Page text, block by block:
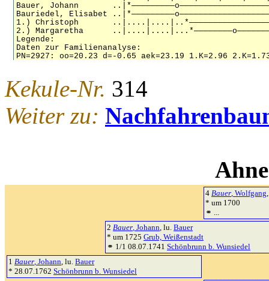
Kekule-Nr. 314
Weiter zu:
4 Bauer, Wolfgang
* um 1700
⚭ ...
2 Bauer, Johann, lu. Bauer
* um 1725 Grub, Weißenstadt
⚭ 1/1 08.07.1741 Schönbrunn b. Wunsiedel
1 Bauer, Johann, lu. Bauer
* 28.07.1762 Schönbrunn b. Wunsiedel